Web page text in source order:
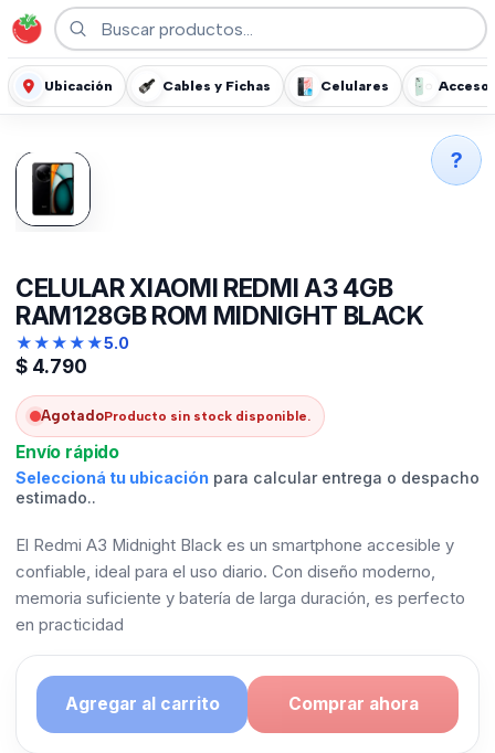
Ubicación Cables y Fichas Celulares
CELULAR XIAOMI REDMI A3 4GB
RAM128GB ROM MIDNIGHT BLACK
★★★★★5.0
$ 4.790
AgotadoProducto sin stock disponible.
Envío rápido
Seleccioná tu ubicación para calcular entrega o despacho
estimado..
El Redmi A3 Midnight Black es un smartphone accesible y
confiable, ideal para el uso diario. Con diseño moderno,
memoria suficiente y batería de larga duración, es perfecto
en practicidad
Agregar al carrito Comprar ahora
?